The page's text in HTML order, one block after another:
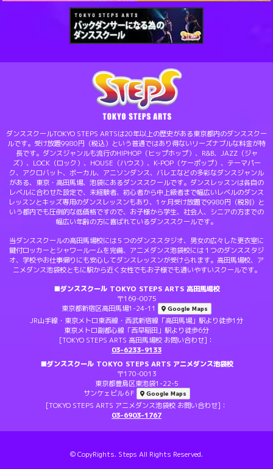
ダンススクールTOKYO STEPS ARTSは20年以上の歴史がある東京都内のダンススクー
ルです。受け放題9980円（税込）という普通ではあり得ないリーズナブルな料金が特
長です。ダンスジャンルも流行のHIPHOP（ヒップホップ）、R&B、JAZZ（ジャ
ズ）、LOCK（ロック）、HOUSE（ハウス）、K-POP（ケーポップ）、テーマパー
ク、アクロバット、ボーカル、アニソンダンス、バレエなどの多彩なダンスジャンル
がある、東京・高田馬場、池袋にあるダンススクールです。ダンスレッスンは各自の
レベルに合わせた設定で、未経験者、初心者から中上級者まで幅広いレベルのダンス
レッスンとキッズ専用のダンスレッスンもあり、1ヶ月受け放題で9980円（税別）と
いう都内でも圧倒的な低価格ですので、お子様から学生、社会人、シニアの方までの
幅広い年齢の方に喜ばれているダンススクールです。
当ダンススクールの高田馬場校には５つのダンススタジオ、男女の広々した更衣室に
鍵付ロッカーとシャワールームを完備、アニメダンス池袋校には１つのダンススタジ
オ、学校やお仕事帰りにも安心してダンスレッスンが受けられます。高田馬場校、ア
ニメダンス池袋校ともに駅から近く女性でもお子様でも通いやすいスクールです。
■ダンススクール TOKYO STEPS ARTS 高田馬場校
〒169-0075
東京都新宿区高田馬場1-24-11
Google Maps
JR山手線・東京メトロ東西線・西武新宿線「高田馬場」駅より徒歩1分
東京メトロ副都心線「西早稲田」駅より徒歩6分
[TOKYO STEPS ARTS 高田馬場校 お問い合わせ]：
03-6233-9133
■ダンススクール TOKYO STEPS ARTS アニメダンス池袋校
〒170-0013
東京都豊島区東池袋1-22-5
サンケェビル６F
Google Maps
[TOKYO STEPS ARTS アニメダンス池袋校 お問い合わせ]：
03-6903-1767
© CopyRights. Steps All Rights Reserved.